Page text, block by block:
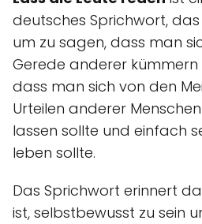
deutsches Sprichwort,
um zu sagen, dass man
Gerede anderer kümmern
dass man sich von den
Urteilen anderer
lassen sollte und einfach
leben sollte.
Das Sprichwort erinnert
ist, selbstbewusst zu sein